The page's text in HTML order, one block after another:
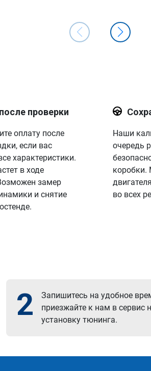
проверки
оплату после
если вас
характеристики.
в ходе
замер
и снятие
Наши
очередь
коробки.
во всех
2
Запишитесь на удобное
приезжайте к нам в сервис
установку тюнинга.